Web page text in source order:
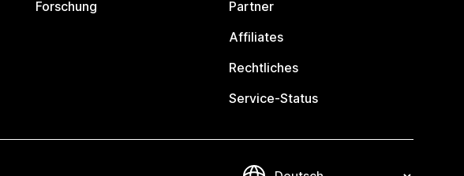
Forschung
Partner
Affiliates
Rechtliches
Service-Status